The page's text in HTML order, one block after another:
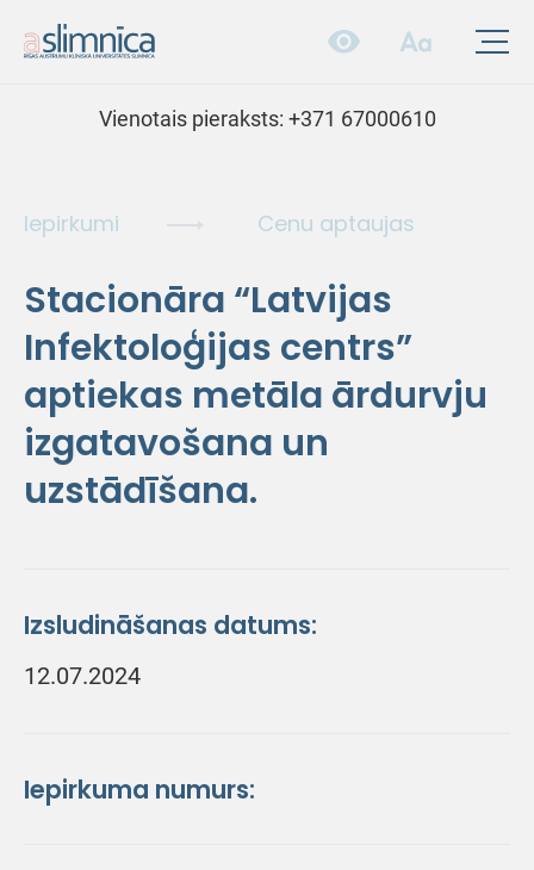
Vienotais pieraksts: +371 67000610
Iepirkumi Cenu aptaujas
Stacionāra “Latvijas
Infektoloģijas centrs”
aptiekas metāla ārdurvju
izgatavošana un
uzstādīšana.
Izsludināšanas datums:
12.07.2024
Iepirkuma numurs: